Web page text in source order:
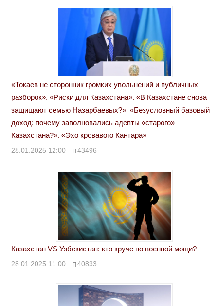
«Токаев не сторонник громких увольнений и публичных
разборок». «Риски для Казахстана». «В Казахстане снова
защищают семью Назарбаевых?». «Безусловный базовый
доход: почему заволновались адепты «старого»
Казахстана?». «Эхо кровавого Кантара»
28.01.2025 12:00 43496
Казахстан VS Узбекистан: кто круче по военной мощи?
28.01.2025 11:00 40833